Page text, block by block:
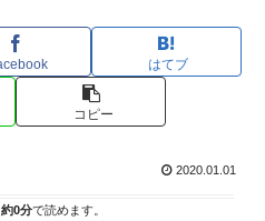
はてブ
コピー
2020.01.01
約0分で読めます。